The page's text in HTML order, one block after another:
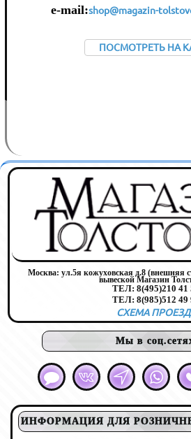
e-mail:shop@magazin-
ПОСМОТРЕТЬ НА
Москва: ул.5я кожуховская д.8 (внешняя
вывеской Магазин
ТЕЛ: 8(495)210 41
ТЕЛ: 8(985)512 49
СХЕМА
Мы в
ИНФОРМАЦИЯ ДЛЯ